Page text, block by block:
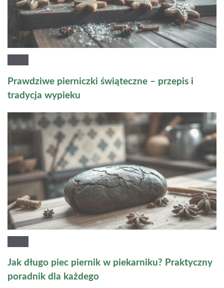
Prawdziwe pierniczki świąteczne – przepis i
tradycja wypieku
Jak długo piec piernik w piekarniku? Praktyczny
poradnik dla każdego